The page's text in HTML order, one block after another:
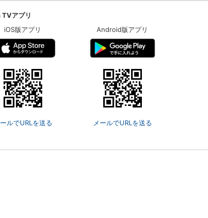
アプリ
iOS版アプリ
ルでURLを送る
Android版アプリ
メールでURLを送る